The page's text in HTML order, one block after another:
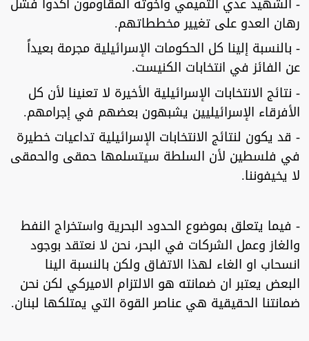
رهان العدو على تغيير مخططاتهم.
- بالنسبة إلينا كل الحكومات الإسرائيلية مجرمة بعيداً
عن الفائز في انتخابات الكنيست.
- نتائج الانتخابات الإسرائيلية الأخيرة لا تعنينا لأن كل
الأفرقاء الإسرائيليين يشبهون بعضهم في إجرامهم.
- قد يكون لنتائج الانتخابات الإسرائيلية تداعيات خطيرة
في فلسطين لأن السلطة سيتسلمها حمقى والحمقى
لا يخيفوننا.
- فيما يتعلق بموضوع الحدود البحرية واستخراج النفط
والغاز وعمل الشركات في البحر، نحن لا نعتقد بوجود
انسحاب او الغاء لهذا الاتفاق ولكن بالنسبة الينا
البعض يعتبر ان ضمانته هو الالتزام الاميركي لكن نحن
ضمانتنا الحقيقية هي عناصر القوة التي يمتلكها لبنان.